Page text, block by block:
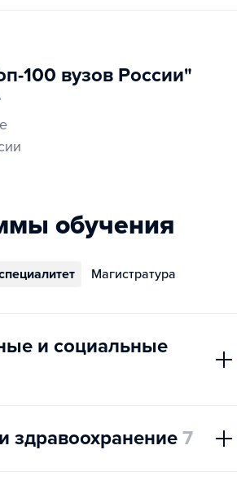
100 вузов России"
обучения
Магистратура
и социальные
здравоохранение 7